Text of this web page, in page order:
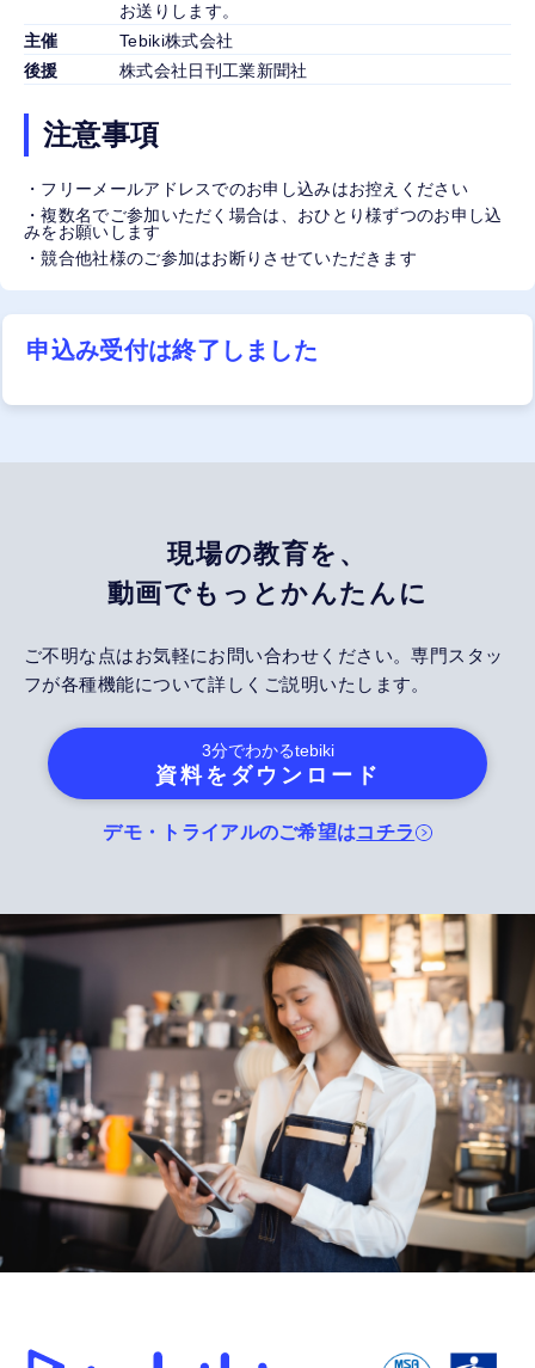
お送りします。
主催
Tebiki株式会社
後援
株式会社日刊工業新聞社
注意事項
・フリーメールアドレスでのお申し込みはお控えください
・複数名でご参加いただく場合は、おひとり様ずつのお申し込
みをお願いします
・競合他社様のご参加はお断りさせていただきます
申込み受付は終了しました
現場の教育を、
動画でもっとかんたんに
ご不明な点はお気軽にお問い合わせください。専門スタッ
フが各種機能について詳しくご説明いたします。
3分でわかるtebiki
資料をダウンロード
デモ・トライアルのご希望はコチラ